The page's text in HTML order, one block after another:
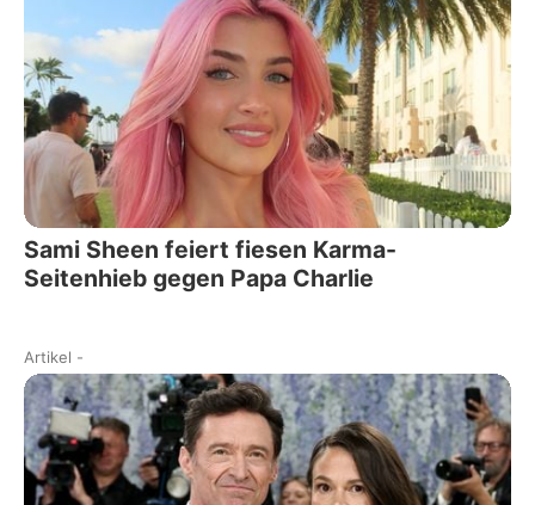
Sami Sheen feiert fiesen Karma-
Seitenhieb gegen Papa Charlie
Artikel -